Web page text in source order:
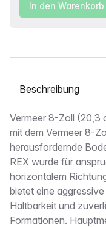
In den Warenkorb
Wählen Sie eine
Beschreibung
Vermeer 8-Zoll (20,3
mit dem Vermeer 8-
herausfordernde
REX wurde für
horizontalem
bietet eine
Haltbarkeit und
Formationen.